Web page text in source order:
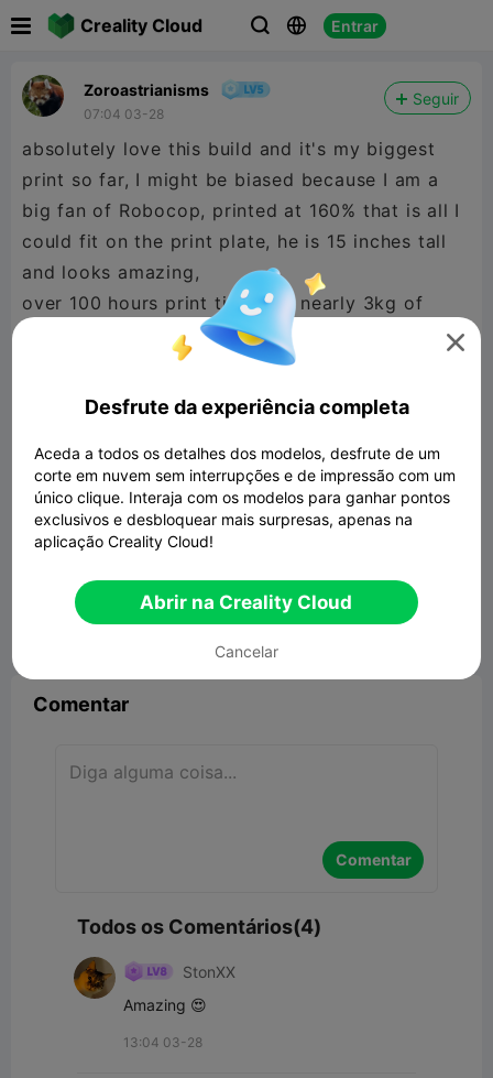
Creality Cloud   Entrar
Zoroastrianisms
07:04 03-28
Seguir
absolutely love this build and it's my biggest
print so far, I might be biased because I am a
big fan of Robocop, printed at 160% that is all I
could fit on the print plate, he is 15 inches tall
and looks amazing,
over 100 hours print time and nearly 3kg of
Comentar
Comentar
Todos os Comentários(4)
StonXX
Amazing 😍
13:04 03-28

Desfrute da experiência completa
Aceda a todos os detalhes dos modelos, desfrute de um
corte em nuvem sem interrupções e de impressão com um
único clique. Interaja com os modelos para ganhar pontos
exclusivos e desbloquear mais surpresas, apenas na
aplicação Creality Cloud!
Abrir na Creality Cloud
Cancelar